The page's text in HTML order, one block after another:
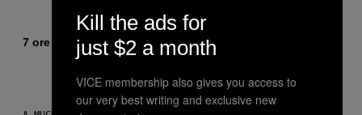
7 ore fa DiLuis Prada
Kill the ads for
just $2 a month
VICE membership also gives you access to
our very best writing and exclusive new